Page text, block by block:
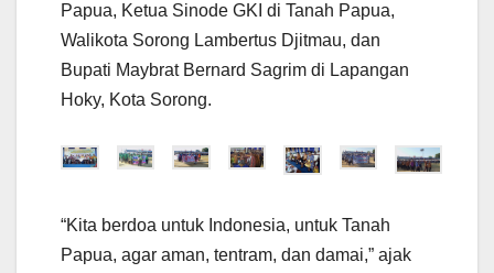
Papua, Ketua Sinode GKI di Tanah Papua,
Walikota Sorong Lambertus Djitmau, dan
Bupati Maybrat Bernard Sagrim di Lapangan
Hoky, Kota Sorong.
“Kita berdoa untuk Indonesia, untuk Tanah
Papua, agar aman, tentram, dan damai,” ajak